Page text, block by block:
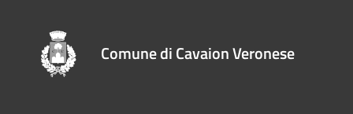
Comune di Cavaion Veronese